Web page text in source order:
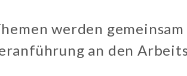
werden
an den